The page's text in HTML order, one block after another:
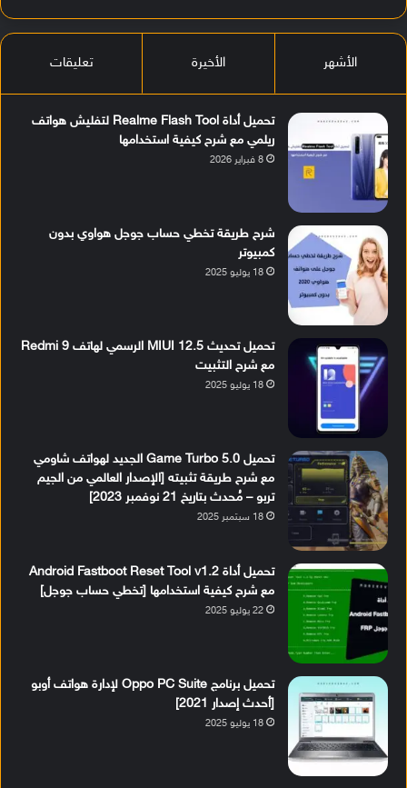
الأشهر الأخيرة تعليقات
تحميل أداة Realme Flash Tool لتفليش هواتف
ريلمي مع شرح كيفية استخدامها
8 فبراير 2026
شرح طريقة تخطي حساب جوجل هواوي بدون
كمبيوتر
18 يوليو 2025
تحميل تحديث MIUI 12.5 الرسمي لهاتف Redmi 9
مع شرح التثبيت
18 يوليو 2025
تحميل Game Turbo 5.0 الجديد لهواتف شاومي
مع شرح طريقة تثبيته [الإصدار العالمي من الجيم
تربو – مُحدث بتاريخ 21 نوفمبر 2023]
18 سبتمبر 2025
تحميل أداة Android Fastboot Reset Tool v1.2
مع شرح كيفية استخدامها [تخطي حساب جوجل]
22 يوليو 2025
تحميل برنامج Oppo PC Suite لإدارة هواتف أوبو
[أحدث إصدار 2021]
18 يوليو 2025